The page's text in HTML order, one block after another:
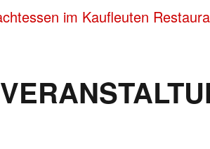
im Kaufleuten